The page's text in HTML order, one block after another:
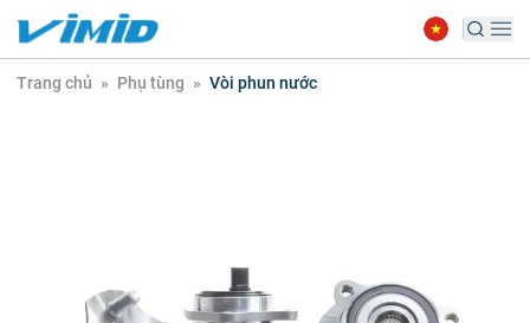
Trang chủ » Phụ tùng » Vòi phun nước